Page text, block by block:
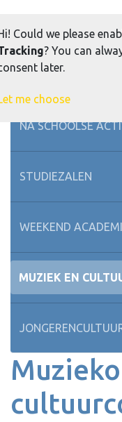
NA SCHOOLSE
STUDIEZALEN
WEEKEND
MUZIEK EN
Could we please
? You can
later.
me choose